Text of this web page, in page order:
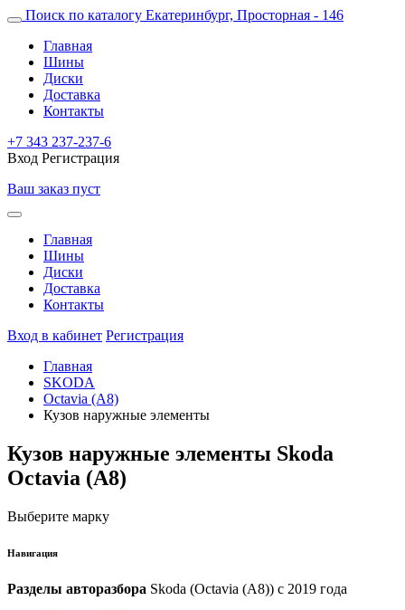
Поиск по каталогу Екатеринбург, Просторная - 146
Главная
Шины
Диски
Доставка
Контакты
+7 343 237-237-6
Вход Регистрация
Ваш заказ пуст
Главная
Шины
Диски
Доставка
Контакты
Вход в кабинет Регистрация
Главная
SKODA
Octavia (A8)
Кузов наружные элементы
Кузов наружные элементы Skoda
Octavia (A8)
Выберите марку
Навигация
Разделы авторазбора Skoda (Octavia (A8)) с 2019 года